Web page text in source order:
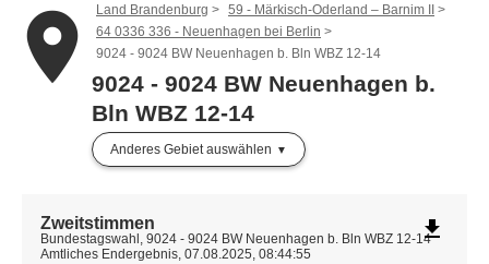
place Land Brandenburg
59 - Märkisch-Oderland – Barnim II
64 0336 336 - Neuenhagen bei Berlin
9024 - 9024 BW Neuenhagen b. Bln WBZ 12-14
9024 - 9024 BW Neuenhagen b.
Bln WBZ 12-14
Anderes Gebiet auswählen
Zweitstimmen
Bundestagswahl, 9024 - 9024 BW Neuenhagen b. Bln WBZ 12-14
Amtliches Endergebnis, 07.08.2025, 08:44:55
file_download